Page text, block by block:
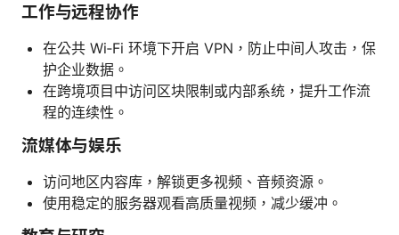
工作与远程协作
在公共 Wi‑Fi 环境下开启 VPN，防止中间人攻击，保
护企业数据。
在跨境项目中访问区块限制或内部系统，提升工作流
程的连续性。
流媒体与娱乐
访问地区内容库，解锁更多视频、音频资源。
使用稳定的服务器观看高质量视频，减少缓冲。